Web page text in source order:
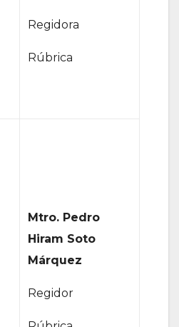
Regidora
Rúbrica
Mtro. Pedro
Hiram Soto
Márquez
Regidor